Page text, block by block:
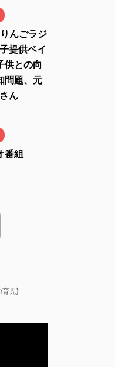
んごラジ
提供ベイ
供との向
問題、元
ん
番組